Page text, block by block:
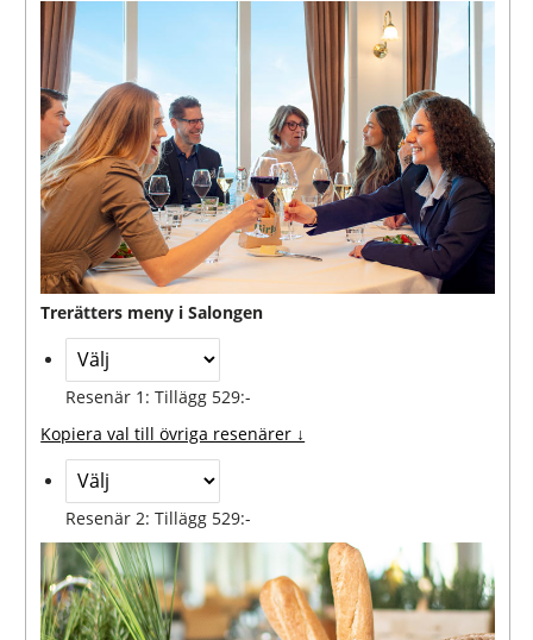
Trerätters meny i Salongen
Resenär 1: Tillägg 529:-
Kopiera val till övriga resenärer ↓
Resenär 2: Tillägg 529:-